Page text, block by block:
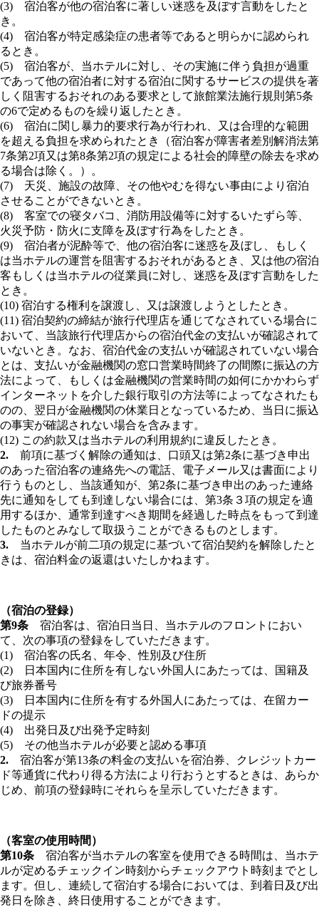
(3) 宿泊客が他の宿泊客に著しい迷惑を及ぼす言動をしたと
き。
(4) 宿泊客が特定感染症の患者等であると明らかに認められ
るとき。
(5) 宿泊客が、当ホテルに対し、その実施に伴う負担が過重
であって他の宿泊者に対する宿泊に関するサービスの提供を著
しく阻害するおそれのある要求として旅館業法施行規則第5条
の6で定めるものを繰り返したとき。
(6) 宿泊に関し暴力的要求行為が行われ、又は合理的な範囲
を超える負担を求められたとき（宿泊客が障害者差別解消法第
7条第2項又は第8条第2項の規定による社会的障壁の除去を求め
る場合は除く。）。
(7) 天災、施設の故障、その他やむを得ない事由により宿泊
させることができないとき。
(8) 客室での寝タバコ、消防用設備等に対するいたずら等、
火災予防・防火に支障を及ぼす行為をしたとき。
(9) 宿泊者が泥酔等で、他の宿泊客に迷惑を及ぼし、もしく
は当ホテルの運営を阻害するおそれがあるとき、又は他の宿泊
客もしくは当ホテルの従業員に対し、迷惑を及ぼす言動をした
とき。
(10) 宿泊する権利を譲渡し、又は譲渡しようとしたとき。
(11) 宿泊契約の締結が旅行代理店を通じてなされている場合に
おいて、当該旅行代理店からの宿泊代金の支払いが確認されて
いないとき。なお、宿泊代金の支払いが確認されていない場合
とは、支払いが金融機関の窓口営業時間終了の間際に振込の方
法によって、もしくは金融機関の営業時間の如何にかかわらず
インターネットを介した銀行取引の方法等によってなされたも
のの、翌日が金融機関の休業日となっているため、当日に振込
の事実が確認されない場合を含みます。
(12) この約款又は当ホテルの利用規約に違反したとき。
2. 前項に基づく解除の通知は、口頭又は第2条に基づき申出
のあった宿泊客の連絡先への電話、電子メール又は書面により
行うものとし、当該通知が、第2条に基づき申出のあった連絡
先に通知をしても到達しない場合には、第3条３項の規定を適
用するほか、通常到達すべき期間を経過した時点をもって到達
したものとみなして取扱うことができるものとします。
3. 当ホテルが前二項の規定に基づいて宿泊契約を解除したと
きは、宿泊料金の返還はいたしかねます。
（宿泊の登録）
第9条 宿泊客は、宿泊日当日、当ホテルのフロントにおい
て、次の事項の登録をしていただきます。
(1) 宿泊客の氏名、年令、性別及び住所
(2) 日本国内に住所を有しない外国人にあたっては、国籍及
び旅券番号
(3) 日本国内に住所を有する外国人にあたっては、在留カー
ドの提示
(4) 出発日及び出発予定時刻
(5) その他当ホテルが必要と認める事項
2. 宿泊客が第13条の料金の支払いを宿泊券、クレジットカー
ド等通貨に代わり得る方法により行おうとするときは、あらか
じめ、前項の登録時にそれらを呈示していただきます。
（客室の使用時間）
第10条 宿泊客が当ホテルの客室を使用できる時間は、当ホテ
ルが定めるチェックイン時刻からチェックアウト時刻までとし
ます。但し、連続して宿泊する場合においては、到着日及び出
発日を除き、終日使用することができます。